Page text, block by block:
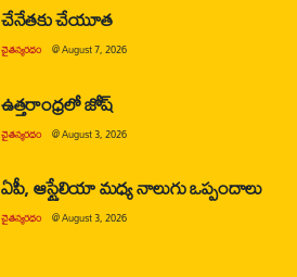
చేనేతకు చేయూత
చైతన్యరధం @August 7, 2026
ఉత్తరాంధ్రలో జోష్
చైతన్యరధం @August 3, 2026
ఏపీ, ఆస్ట్రేలియా మధ్య నాలుగు ఒప్పందాలు
చైతన్యరధం @August 3, 2026